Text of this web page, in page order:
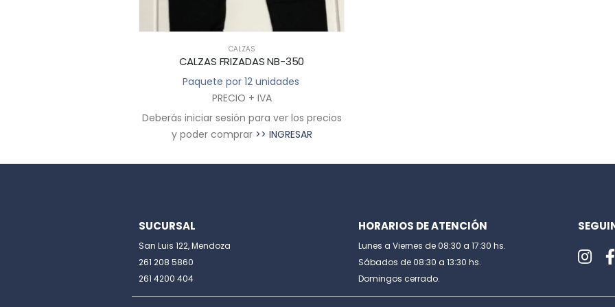
CALZAS
CALZAS FRIZADAS NB-350
Paquete por 12 unidades
PRECIO + IVA
Deberás iniciar sesión para ver los precios
y poder comprar >> INGRESAR
SUCURSAL
San Luis 122, Mendoza
261 208 5860
261 4200 404
HORARIOS DE ATENCIÓN
Lunes a Viernes de 08:30 a 17:30 hs.
Sábados de 08:30 a 13:30 hs.
Domingos cerrado.